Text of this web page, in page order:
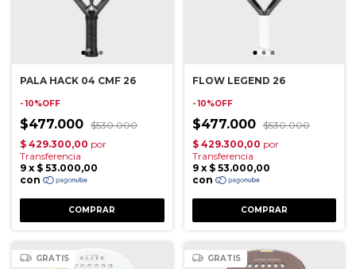
PALA HACK 04 CMF 26
- 10%OFF
$477.000 $530.000
FLOW LEGEND 26
- 10%OFF
$477.000 $530.000
GRATIS GRATIS